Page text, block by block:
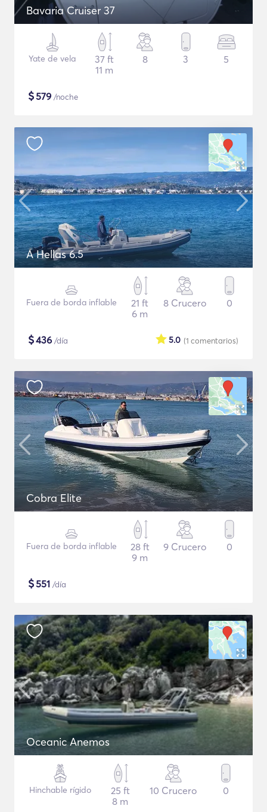
Bavaria Cruiser 37
Yate de vela
37 ft
11 m
8 3 5
$579 /noche
A Hellas 6.5
Fuera de borda inflable
21 ft
6 m
8 Crucero 0
$436 /día (1 comentarios)
5.0
Cobra Elite
Fuera de borda inflable
28 ft
9 m
9 Crucero 0
$551 /día
Oceanic Anemos
Hinchable rígido
25 ft
8 m
10 Crucero 0